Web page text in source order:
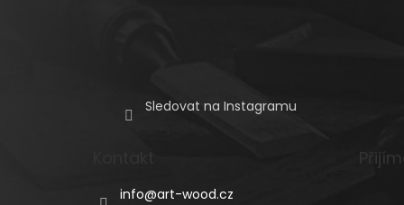
Sledovat na Instagramu
info@art-wood.cz